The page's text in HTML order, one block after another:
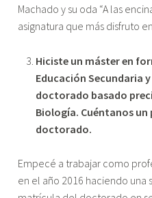
Machado y su oda “A las
asignatura que más disfruto
Hiciste un máster en
Educación Secundaria
doctorado basado
Biología. Cuéntanos
doctorado.
Empecé a trabajar como
en el año 2016 haciendo una